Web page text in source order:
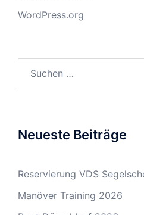
WordPress.org
Neueste Beiträge
Reservierung VDS
Manöver Training 2026